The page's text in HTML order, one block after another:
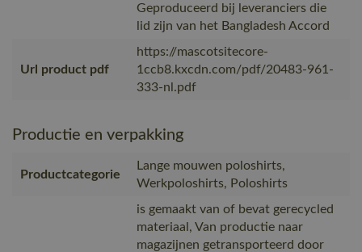
Geproduceerd bij leveranciers die
lid zijn van het Bangladesh Accord
Url product pdf
https://mascotsitecore-
1ccb8.kxcdn.com/pdf/20483-961-
333-nl.pdf
Productie en verpakking
Productcategorie
Lange mouwen poloshirts,
Werkpoloshirts, Poloshirts
is gemaakt van of bevat gerecycled
materiaal, Van productie naar
magazijnen getransporteerd door